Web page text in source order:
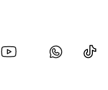
de qualidade,